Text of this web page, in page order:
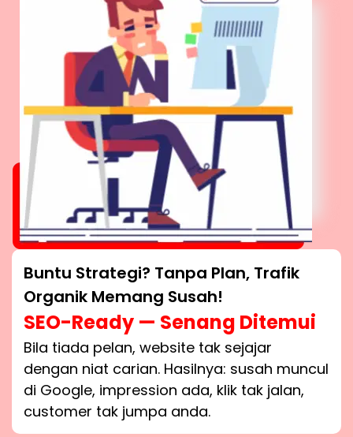
Buntu Strategi? Tanpa Plan, Trafik
Organik Memang Susah!
SEO-Ready — Senang Ditemui
Bila tiada pelan, website tak sejajar
dengan niat carian. Hasilnya: susah muncul
di Google, impression ada, klik tak jalan,
customer tak jumpa anda.